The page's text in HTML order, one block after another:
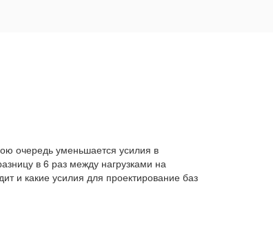
очередь уменьшается усилия в
в 6 раз между нагрузками на
и какие усилия для проектирование баз